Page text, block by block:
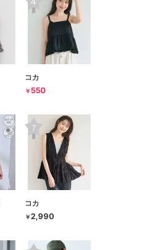
コカ
￥ 550
コカ
￥2,990